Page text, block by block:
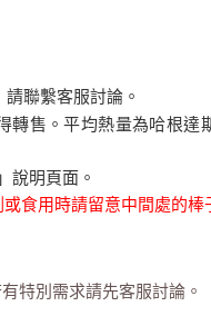
聯繫客服討論。
轉售。平均熱量為哈根達
說明頁面。
食用時請留意中間處的棒
特別需求請先客服討論。